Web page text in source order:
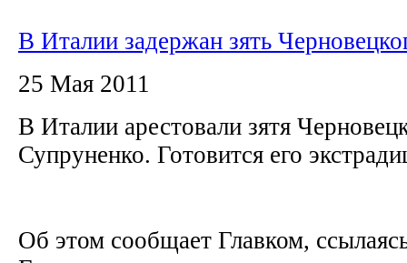
В Италии задержан зять
25 Мая 2011
В Италии арестовали зятя
Супруненко. Готовится его
Об этом сообщает Главком,